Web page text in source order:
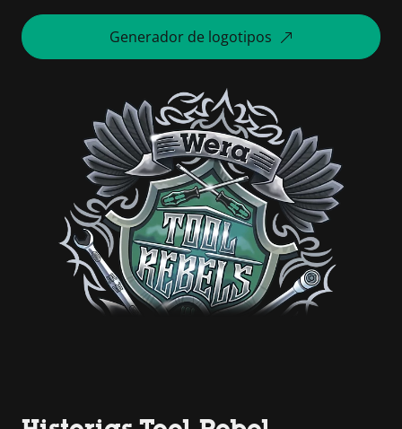
Generador de logotipos